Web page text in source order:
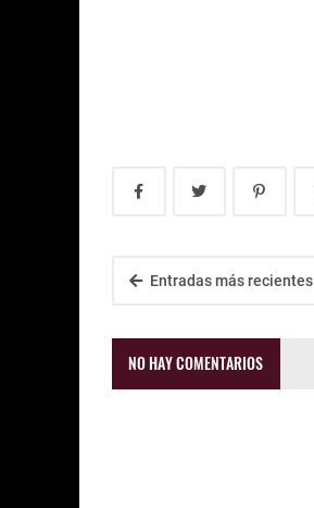
Entradas más recientes
NO HAY COMENTARIOS